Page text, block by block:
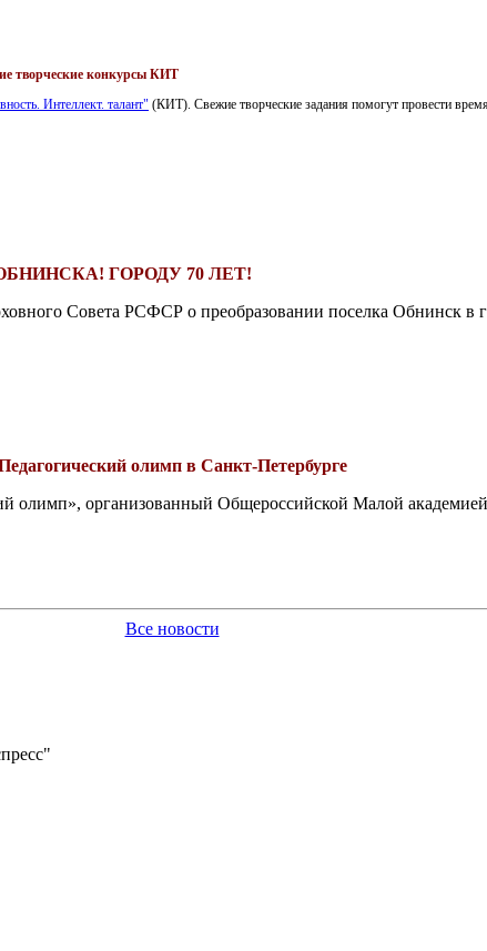
творческие конкурсы КИТ
Интеллект. талант" (КИТ). Свежие творческие задания помогут провести
ГОРОДУ 70 ЛЕТ!
Совета РСФСР о преобразовании поселка Обнинск в
олимп в Санкт-Петербурге
олимп», организованный Общероссийской Малой
Все новости